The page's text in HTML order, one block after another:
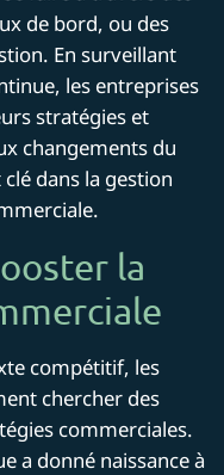
de bord, ou des
En surveillant
les entreprises
stratégies et
changements du
dans la gestion
la
compétitif, les
chercher des
commerciales.
a donné naissance à